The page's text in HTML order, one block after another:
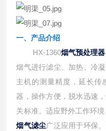
一、产品介绍
HX-1360烟气预处理
烟气进行滤尘、加热、冷
主机的测量精度，延长传
器，操作方便，脱水迅速
关标准。适应野外工作环境
烟气滤尘广泛应用于环保